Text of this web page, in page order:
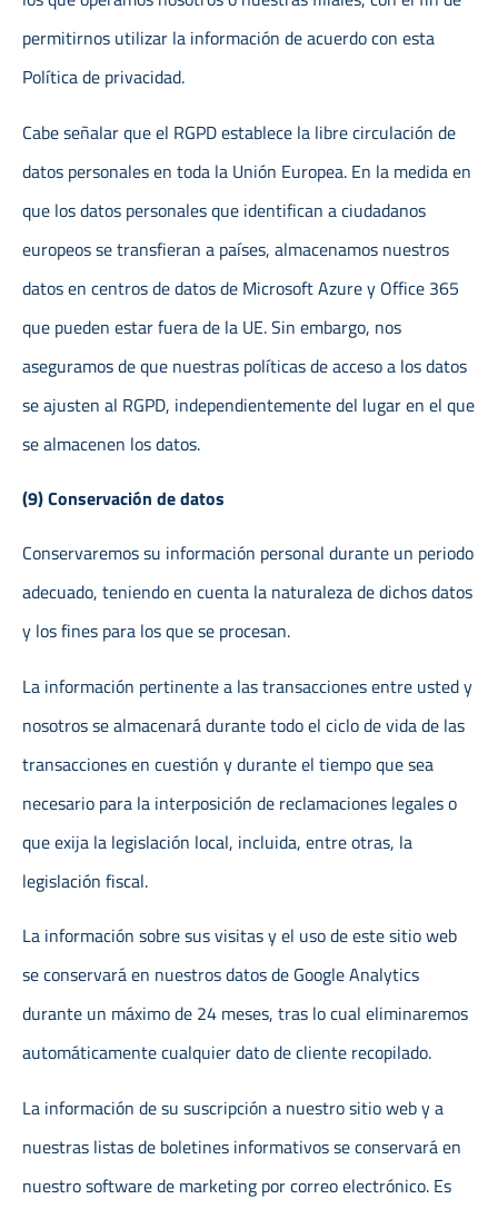
permitirnos utilizar la información de acuerdo con esta
Política de privacidad.
Cabe señalar que el RGPD establece la libre circulación de
datos personales en toda la Unión Europea. En la medida en
que los datos personales que identifican a ciudadanos
europeos se transfieran a países, almacenamos nuestros
datos en centros de datos de Microsoft Azure y Office 365
que pueden estar fuera de la UE. Sin embargo, nos
aseguramos de que nuestras políticas de acceso a los datos
se ajusten al RGPD, independientemente del lugar en el que
se almacenen los datos.
(9) Conservación de datos
Conservaremos su información personal durante un periodo
adecuado, teniendo en cuenta la naturaleza de dichos datos
y los fines para los que se procesan.
La información pertinente a las transacciones entre usted y
nosotros se almacenará durante todo el ciclo de vida de las
transacciones en cuestión y durante el tiempo que sea
necesario para la interposición de reclamaciones legales o
que exija la legislación local, incluida, entre otras, la
legislación fiscal.
La información sobre sus visitas y el uso de este sitio web
se conservará en nuestros datos de Google Analytics
durante un máximo de 24 meses, tras lo cual eliminaremos
automáticamente cualquier dato de cliente recopilado.
La información de su suscripción a nuestro sitio web y a
nuestras listas de boletines informativos se conservará en
nuestro software de marketing por correo electrónico. Es